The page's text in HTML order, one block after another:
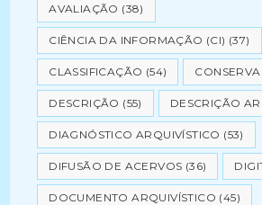
AVALIAÇÃO (38)
CIÊNCIA DA INFORMAÇÃO (CI) (37)
CLASSIFICAÇÃO (54)
DESCRIÇÃO (55) DESCRIÇÃO
DIAGNÓSTICO ARQUIVÍSTICO (53)
DIFUSÃO DE ACERVOS (36)
DOCUMENTO ARQUIVÍSTICO (45)